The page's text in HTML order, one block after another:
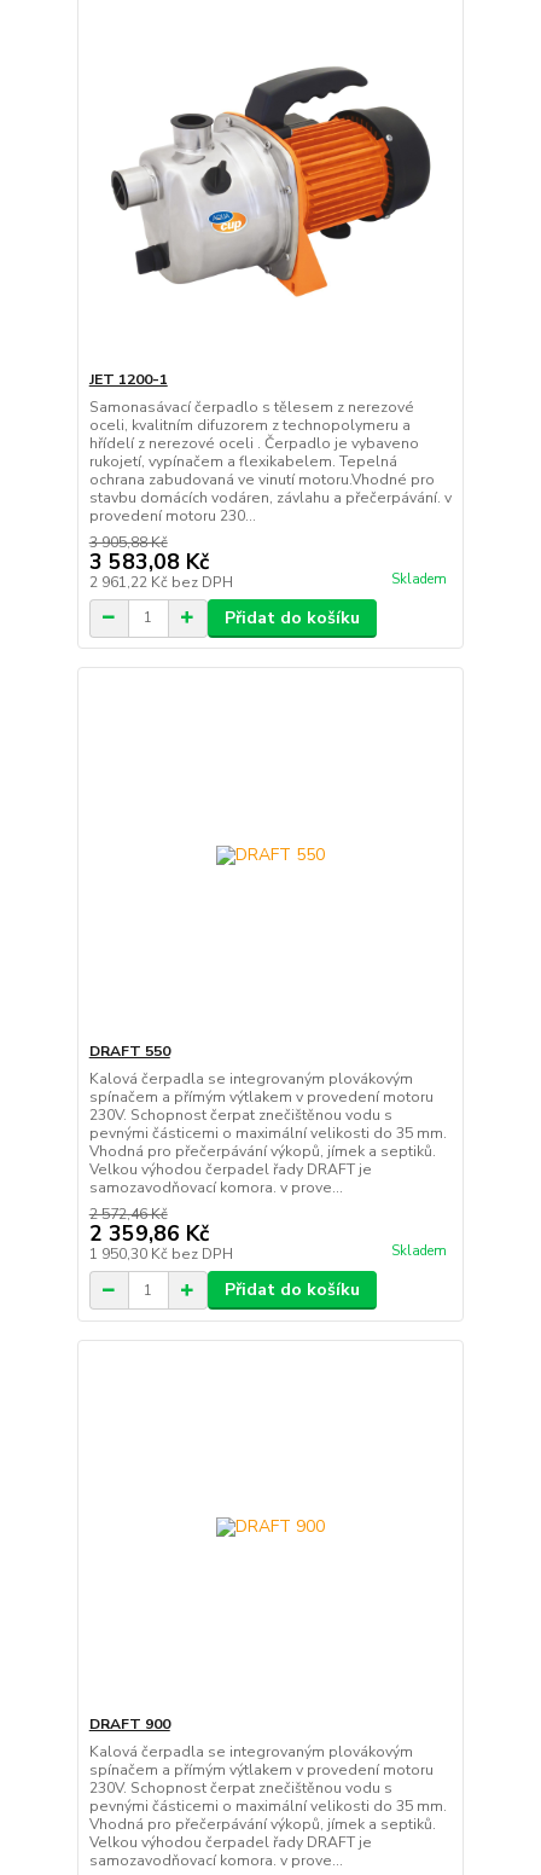
JET 1200-1
Samonasávací čerpadlo s tělesem z nerezové
oceli, kvalitním difuzorem z technopolymeru a
hřídelí z nerezové oceli . Čerpadlo je vybaveno
rukojetí, vypínačem a flexikabelem. Tepelná
ochrana zabudovaná ve vinutí motoru.Vhodné pro
stavbu domácích vodáren, závlahu a přečerpávání. v
provedení motoru 230...
3 905,88 Kč
3 583,08 Kč
2 961,22 Kč bez DPH Skladem
Přidat do košíku
DRAFT 550
Kalová čerpadla se integrovaným plovákovým
spínačem a přímým výtlakem v provedení motoru
230V. Schopnost čerpat znečištěnou vodu s
pevnými částicemi o maximální velikosti do 35 mm.
Vhodná pro přečerpávání výkopů, jímek a septiků.
Velkou výhodou čerpadel řady DRAFT je
samozavodňovací komora. v prove...
2 572,46 Kč
2 359,86 Kč
1 950,30 Kč bez DPH Skladem
Přidat do košíku
DRAFT 900
Kalová čerpadla se integrovaným plovákovým
spínačem a přímým výtlakem v provedení motoru
230V. Schopnost čerpat znečištěnou vodu s
pevnými částicemi o maximální velikosti do 35 mm.
Vhodná pro přečerpávání výkopů, jímek a septiků.
Velkou výhodou čerpadel řady DRAFT je
samozavodňovací komora. v prove...